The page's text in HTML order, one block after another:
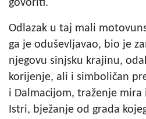
govoriti.
Odlazak u taj mali
ga je oduševljavao, bio je
njegovu sinjsku krajinu,
korijenje, ali i simboličan
i Dalmacijom, traženje
Istri, bježanje od grada